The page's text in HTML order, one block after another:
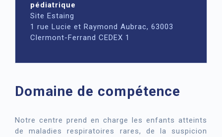
pédiatrique
Site Estaing
1 rue Lucie et Raymond Aubrac, 63003
Clermont-Ferrand CEDEX 1
Domaine de compétence
Notre centre prend en charge les enfants atteints
de maladies respiratoires rares, de la suspicion